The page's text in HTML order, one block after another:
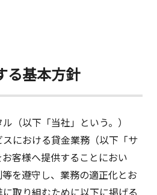
る基本方針
（以下「当社」という。）
における貸金業務（以下「サ
客様へ提供することにおい
を遵守し、業務の適正化とお
取り組むために以下に掲げる